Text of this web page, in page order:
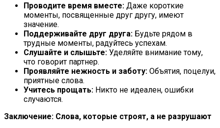
Проводите время вместе: Даже короткие
моменты, посвященные друг другу, имеют
значение.
Поддерживайте друг друга: Будьте рядом в
трудные моменты, радуйтесь успехам.
Слушайте и слышьте: Уделяйте внимание тому,
что говорит партнер.
Проявляйте нежность и заботу: Объятия, поцелуи,
приятные слова.
Учитесь прощать: Никто не идеален, ошибки
случаются.
Заключение: Слова, которые строят, а не разрушают